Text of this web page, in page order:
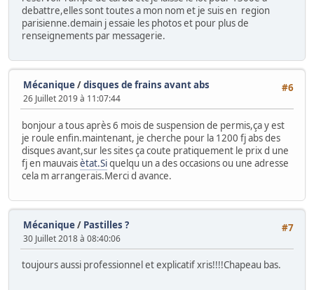
debattre,elles sont toutes a mon nom et je suis en region
parisienne.demain j essaie les photos et pour plus de
renseignements par messagerie.
#6
Mécanique/disques de frains avant abs
26 Juillet 2019 à 11:07:44
bonjour a tous après 6 mois de suspension de permis,ça y est
je roule enfin.maintenant, je cherche pour la 1200 fj abs des
disques avant,sur les sites ça coute pratiquement le prix d une
fj en mauvaisètat.Siquelqu un a des occasions ou une adresse
cela m arrangerais.Merci d avance.
#7
Mécanique/ Pastilles ?
30 Juillet 2018 à 08:40:06
toujours aussi professionnel et explicatif xris!!!!Chapeau bas.